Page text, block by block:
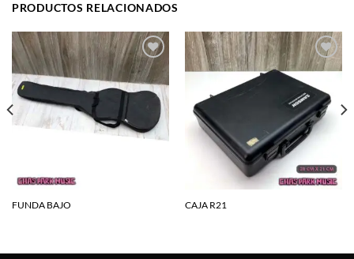
PRODUCTOS RELACIONADOS
Agregar
a la
lista de
deseos
FUNDA BAJO
Agregar
lista de
deseos
CAJA R21